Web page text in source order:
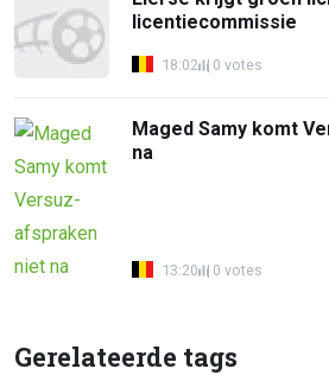
licentiecommissie
18:02 0 votes
Maged Samy komt
na
13:20 0 votes
Gerelateerde tags